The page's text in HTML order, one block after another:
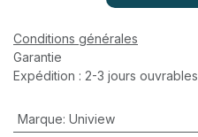
Conditions générales
Garantie
Expédition : 2-3 jours ouvrables
Marque: Uniview